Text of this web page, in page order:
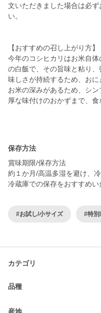
文いただきました場合は必
い。
【おすすめの召し上がり方】
今年のコシヒカリはお米自
の白飯で、その旨味と粘り
味しさが持続するため、おに
お米の深みがあるため、シ
厚な味付けのおかずまで、食
保存方法
賞味期限/保存方法
約１か月/高温多湿を避け、
冷蔵庫での保存をおすすめい
#お試し/小サイズ #特別
カテゴリ
品種
産地